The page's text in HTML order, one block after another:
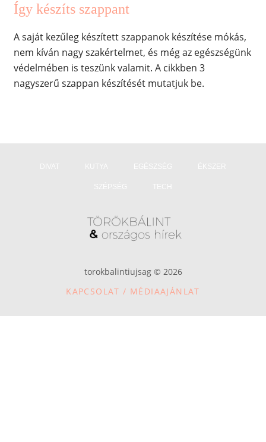
Így készíts szappant
A saját kezűleg készített szappanok készítése mókás,
nem kíván nagy szakértelmet, és még az egészségünk
védelmében is teszünk valamit. A cikkben 3
nagyszerű szappan készítését mutatjuk be.
torokbalintiujsag © 2026
KAPCSOLAT / MÉDIAAJÁNLAT